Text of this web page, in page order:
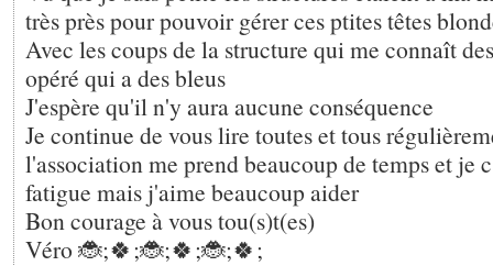
très près pour pouvoir gérer ces ptites têtes
Avec les coups de la structure qui me connaît
opéré qui a des bleus
J'espère qu'il n'y aura aucune conséquence
Je continue de vous lire toutes et tous
l'association me prend beaucoup de temps et je
fatigue mais j'aime beaucoup aider
Bon courage à vous tou(s)t(es)
Véro 🐞;🍀;🐞;🍀;🐞;🍀;